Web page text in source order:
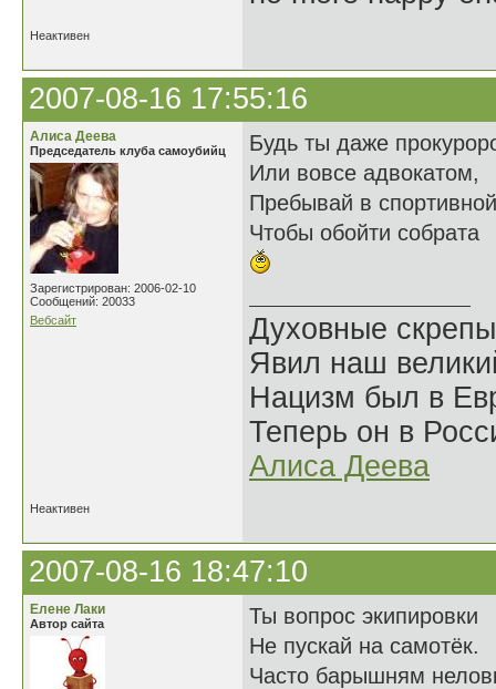
Неактивен
2007-08-16 17:55:16
Алиса Деева
Председатель клуба самоубийц
Зарегистрирован: 2006-02-10
Сообщений: 20033
Вебсайт
Будь ты даже
Или вовсе адвокатом,
Пребывай в
Чтобы обойти собрата
Духовные
Явил наш
Нацизм был в
Теперь он в
Алиса Деева
Неактивен
2007-08-16 18:47:10
Елене Лаки
Автор сайта
Ты вопрос экипировки
Не пускай на самотёк.
Часто барышням